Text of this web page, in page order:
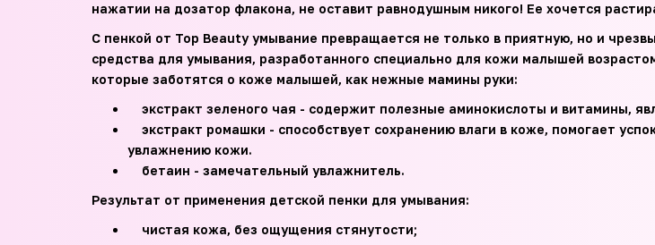
нажатии на дозатор флакона, не оставит равнодушным никого! Ее хочется
С пенкой от Top Beauty умывание превращается не только в приятную, но и
средства для умывания, разработанного специально для кожи малышей
которые заботятся о коже малышей, как нежные мамины руки:
экстракт зеленого чая - содержит полезные аминокислоты и витамины,
экстракт ромашки - способствует сохранению влаги в коже, помогает
увлажнению кожи.
бетаин - замечательный увлажнитель.
Результат от применения детской пенки для умывания:
чистая кожа, без ощущения стянутости;